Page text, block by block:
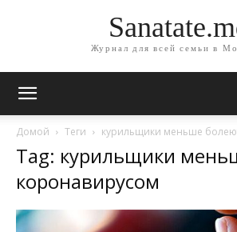
Журнал для всей семьи в
Домой Теги курильщики меньше
Tag: курильщики
коронавирусом